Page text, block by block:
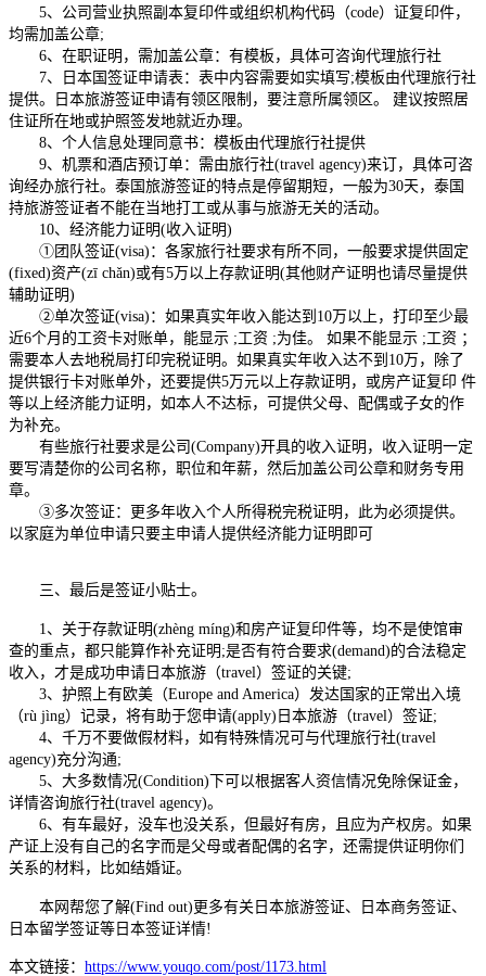
5、公司营业执照副本复印件或组织机构代码（code）证复印件，
均需加盖公章;
6、在职证明，需加盖公章：有模板，具体可咨询代理旅行社
7、日本国签证申请表：表中内容需要如实填写;模板由代理旅行社
提供。日本旅游签证申请有领区限制，要注意所属领区。 建议按照居
住证所在地或护照签发地就近办理。
8、个人信息处理同意书：模板由代理旅行社提供
9、机票和酒店预订单：需由旅行社(travel agency)来订，具体可咨
询经办旅行社。泰国旅游签证的特点是停留期短，一般为30天，泰国
持旅游签证者不能在当地打工或从事与旅游无关的活动。
10、经济能力证明(收入证明)
①团队签证(visa)：各家旅行社要求有所不同，一般要求提供固定
(fixed)资产(zī chǎn)或有5万以上存款证明(其他财产证明也请尽量提供
辅助证明)
②单次签证(visa)：如果真实年收入能达到10万以上，打印至少最
近6个月的工资卡对账单，能显示 ;工资 ;为佳。 如果不能显示 ;工资 ；
需要本人去地税局打印完税证明。如果真实年收入达不到10万，除了
提供银行卡对账单外，还要提供5万元以上存款证明，或房产证复印 件
等以上经济能力证明，如本人不达标，可提供父母、配偶或子女的作
为补充。
有些旅行社要求是公司(Company)开具的收入证明，收入证明一定
要写清楚你的公司名称，职位和年薪，然后加盖公司公章和财务专用
章。
③多次签证：更多年收入个人所得税完税证明，此为必须提供。
以家庭为单位申请只要主申请人提供经济能力证明即可
三、最后是签证小贴士。
1、关于存款证明(zhèng míng)和房产证复印件等，均不是使馆审
查的重点，都只能算作补充证明;是否有符合要求(demand)的合法稳定
收入，才是成功申请日本旅游（travel）签证的关键;
3、护照上有欧美（Europe and America）发达国家的正常出入境
（rù jìng）记录，将有助于您申请(apply)日本旅游（travel）签证;
4、千万不要做假材料，如有特殊情况可与代理旅行社(travel
agency)充分沟通;
5、大多数情况(Condition)下可以根据客人资信情况免除保证金，
详情咨询旅行社(travel agency)。
6、有车最好，没车也没关系，但最好有房，且应为产权房。如果
产证上没有自己的名字而是父母或者配偶的名字，还需提供证明你们
关系的材料，比如结婚证。
本网帮您了解(Find out)更多有关日本旅游签证、日本商务签证、
日本留学签证等日本签证详情!
本文链接： https://www.youqo.com/post/1173.html